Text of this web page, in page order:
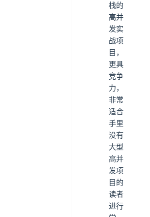
栈的
高并
发实
战项
目，
更具
竞争
力，
非常
适合
手里
没有
大型
高并
发项
目的
读者
进行